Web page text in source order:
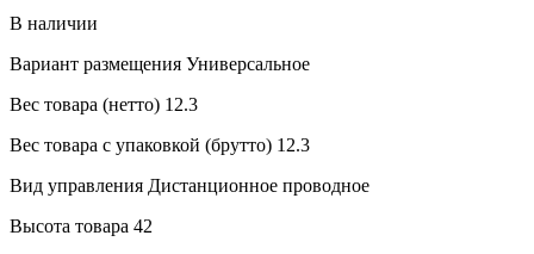
В наличии
Вариант размещения Универсальное
Вес товара (нетто) 12.3
Вес товара с упаковкой (брутто) 12.3
Вид управления Дистанционное проводное
Высота товара 42